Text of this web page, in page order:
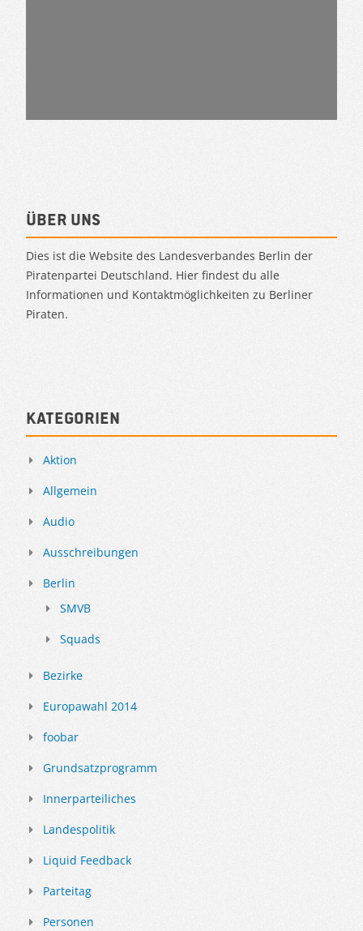
Über uns
Dies ist die Website des Landesverbandes Berlin der
Piratenpartei Deutschland. Hier findest du alle
Informationen und Kontaktmöglichkeiten zu Berliner
Piraten.
Kategorien
Aktion
Allgemein
Audio
Ausschreibungen
Berlin
SMVB
Squads
Bezirke
Europawahl 2014
foobar
Grundsatzprogramm
Innerparteiliches
Landespolitik
Liquid Feedback
Parteitag
Personen